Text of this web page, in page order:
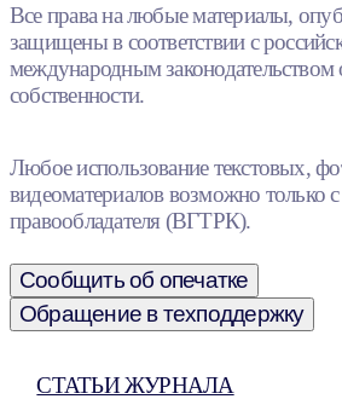
Все права на любые материалы,
защищены в соответствии с
международным законодательством
собственности.
Любое использование текстовых,
видеоматериалов возможно только с
правообладателя (ВГТРК).
Сообщить об опечатке
Обращение в техподдержку
СТАТЬИ ЖУРНАЛА